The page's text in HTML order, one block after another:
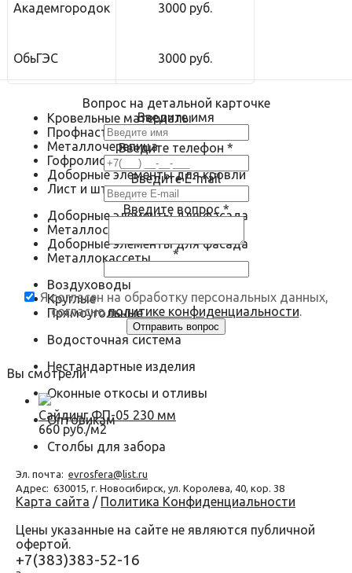
Академгородок 3000 руб.
ОбьГЭС 3000 руб.
Вопрос на детальной карточке
Введите имя
Введите телефон *
Введите E-mail
Введите вопрос *
*
Я согласен на обработку персональных данных,
согласнополитике конфиденциальности.
Вы смотрели
Сайдинг ФП-05 230 мм
660 руб./м2
Кровельные материалы
Профнастил
Металлочерепица
Гофролист
Доборные элементы для кровли
Лист и штрипс
Доборные элементы для фасада
Металлосайдинг
Доборные элементы для фасада
Металлокассеты
Воздуховоды
Круглые
Прямоугольные
Водосточная система
Нестандартные изделия
Оконные откосы и отливы
Оптовикам
Столбы для забора
Эл. почта: evrosfera@list.ru
Адрес: 630015, г. Новосибирск, ул. Королева, 40, кор. 38
Карта сайта / Политика Конфиденциальности
Цены указанные на сайте не являются публичной
офертой.
+7(383)383-52-16